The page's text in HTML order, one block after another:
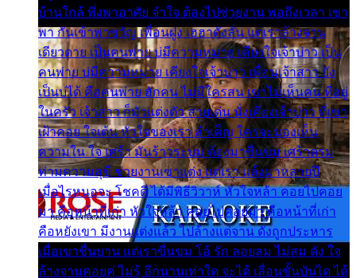
บ้านใกล้ พึ่งพาอาศัย จำใจ ต้องไปช่วยงาน พอถึงเวลา เขา
พา กันเข้าพาขวัญ เพื่อนฝูง เฮฮาดังลั่น แต่เราล้างจาน
เดียวดาย เป็นคนพ่าย บ่มีความหมาย เคียงใจเจ้าบ่าว เป็น
คนพ่าย บ่มีความหมาย เคียงใจเจ้าบ่าว เพื่อนเจ้าสาว ยัง
เป็นบ่ได้ คือคนพ่าย ฮักคน ไม่มีใครสน เขาไม่เห็นคน ที่อยู่
ในครัว เจ้าสาว ก็มัวแต่งตัว สวยเด่น นั่งเคียงเจ้าบ่าว ที่เขา
เฝ้าคอย ใจเต้น หัวใจของเรา ลำเค็ญ ใครจะมองเห็น
ความใน ใจ เศร้า มันร้าวระบม ต้องมาขื่นขม เศร้าตรม
ท่ามความสุขี ช่วยงานเขาแต่ง แต่เรา แล้งมาหลายปี
เมื่อไรหนอจะ โชคดี ได้มีพิธีวิวาห์ หัวใจหล้า คอยไปคอย
มา คือหน้าที่เก่า หัวใจหล้า คอยไปคอยมา คือหน้าที่เก่า
คือหยังเขา มีงานแต่งแล้ว ไปล้างแต่จาน ดั่งถูกประหาร
เมื่อเขาชื่นบาน แต่เราขื่นขม โอ้ รัก ลอยลม ไม่สม ดัง ใจ
ล้างจานคอยคู่ ไม่รู้ อีกนานเท่าใด จะได้ เลื่อนขั้นบันได ได้